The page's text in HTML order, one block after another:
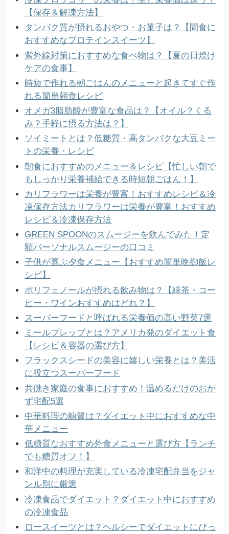
【保存＆解凍方法】
タンパク質が摂れるおやつ・お菓子は？【間食に
おすすめなプロテインスイーツ】
紫外線対策におすすめな食べ物は？【夏の日焼け
ケアの食事】
時短で作れる朝ごはんのメニューと起きてすぐ作
れる簡単朝食レシピ
オメガ3脂肪酸が豊富な食品は？【オイル？くる
み？手軽に摂る方法は？】
ソイミートとは？低糖質・高タンパクな大豆ミー
トの栄養・レシピ
朝食におすすめのメニュー＆レシピ【忙しい朝で
もしっかり栄養補給できる時短朝ごはん！】
カリフラワーは栄養が豊富！おすすめレシピ＆冷
凍保存方法カリフラワーは栄養が豊富！おすすめ
レシピ＆冷凍保存方法
GREEN SPOONのスムージーを飲んでみた！定
額パーソナルスムージーの口コミ
子供が喜ぶ夕食メニュー【おすすめ簡単晩御飯レ
シピ】
ポリフェノールが摂れる飲み物は？【緑茶・コー
ヒー・ワインおすすめはどれ？】
スーパーフードと呼ばれる栄養価の高い野菜7選
ミールプレップとは？アメリカ発のダイエット食
【レシピ＆容器の選び方】
フラックスシードの美容に嬉しい栄養とは？美活
に役立つスーパーフード
共働き家庭の食事におすすめ！温めるだけのおか
ず宅配5選
中華料理の糖質は？ダイエット中におすすめな中
華メニュー
低糖質なおすすめ外食メニューと選び方【ランチ
でも糖質オフ！】
和洋中の料理が充実している冷凍宅配弁当をジャ
ンル別に厳選
冷凍食品でダイエット？ダイエット中におすすめ
の冷凍食品
ロースイーツとは？ヘルシーでダイエットにぴっ